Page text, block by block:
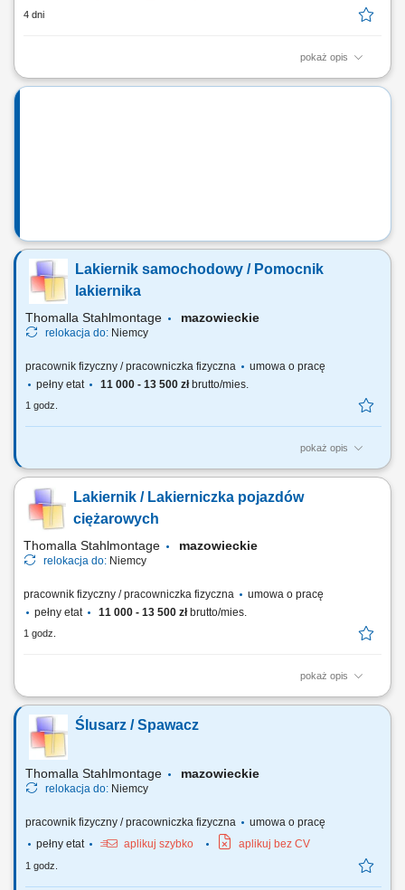
4 dni
pokaż opis
Zakres obowiązków: Budowanie i utrzymywanie długofalowych relacji z
Lakiernik samochodowy / Pomocnik
lakiernika
Thomalla Stahlmontage mazowieckie
relokacja do: Niemcy
pracownik fizyczny / pracowniczka fizyczna
umowa o pracę
pełny etat
11 000 - 13 500 złbrutto/mies.
1 godz.
pokaż opis
przygotowanie nadwozi ciągników siodłowych oraz innych
szpachlowanie, matowienie itd.) przygotowanie materiałów
lakierniczych; lakierowanie natryskowe nadwozi samochodowych,
zgodnie z wymaganiami i technologią producentów...
Lakiernik / Lakierniczka pojazdów
ciężarowych
Thomalla Stahlmontage mazowieckie
relokacja do: Niemcy
pracownik fizyczny / pracowniczka fizyczna
umowa o pracę
pełny etat
11 000 - 13 500 złbrutto/mies.
1 godz.
pokaż opis
kompleksowe przygotowanie nadwozi samochodów ciężarowych oraz
użytkowych do procesu lakierowania; wykonywanie prac
przygotowawczych takich jak szlifowanie, oczyszczanie i wyrównywanie
powierzchni; realizacja lakierowania natryskowego zgodnie z
dokumentacją technologiczną i standardami...
Ślusarz / Spawacz
Thomalla Stahlmontage mazowieckie
relokacja do: Niemcy
pracownik fizyczny / pracowniczka fizyczna
umowa o pracę
pełny etat
aplikuj szybko aplikuj bez CV
1 godz.